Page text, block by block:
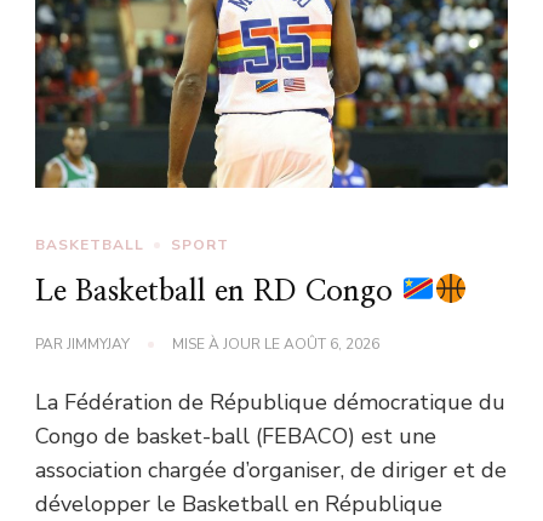
BASKETBALL SPORT
Le Basketball en RD Congo
PARJIMMYJAY MISE À JOUR LEAOÛT 6, 2026
La Fédération de République démocratique du
Congo de basket-ball (FEBACO) est une
association chargée d’organiser, de diriger et de
développer le Basketball en République